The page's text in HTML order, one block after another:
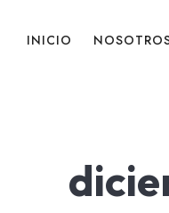
INICIO